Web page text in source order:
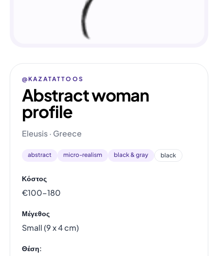
@KAZATATTOOS
Abstract woman
profile
Eleusis · Greece
abstract micro-realism black & gray black
Κόστος
€100–180
Μέγεθος
Small (9 x 4 cm)
Θέση: